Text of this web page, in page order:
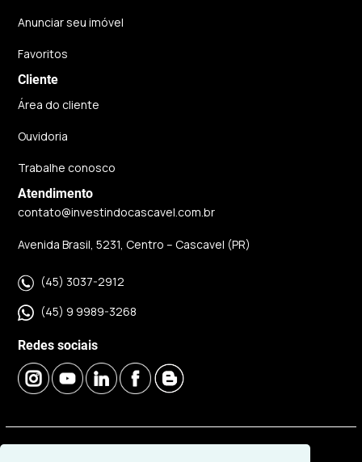
Anunciar seu imóvel
Favoritos
Cliente
Área do cliente
Ouvidoria
Trabalhe conosco
Atendimento
contato@investindocascavel.com.br
Avenida Brasil, 5231, Centro – Cascavel (PR)
(45) 3037-2912
(45) 9 9989-3268
Redes sociais
© 2026 | Imobiliária Investindo Cascavel | CRECI J06120 |